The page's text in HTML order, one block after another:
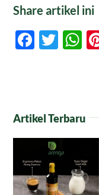
Share artikel ini
Artikel Terbaru